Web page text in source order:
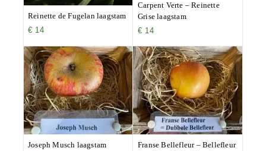
Reinette de Fugelan laagstam
€ 14
Carpent Verte – Reinette
Grise laagstam
€ 14
Joseph Musch laagstam
Franse Bellefleur – Bellefleur